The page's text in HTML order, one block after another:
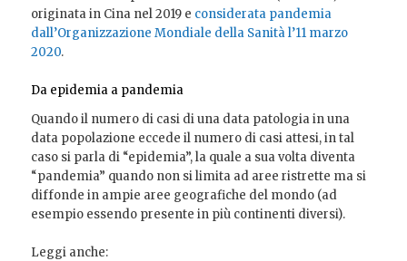
originata in Cina nel 2019 e considerata pandemia
dall’Organizzazione Mondiale della Sanità l’11 marzo
2020.
Da epidemia a pandemia
Quando il numero di casi di una data patologia in una
data popolazione eccede il numero di casi attesi, in tal
caso si parla di “epidemia”, la quale a sua volta diventa
“pandemia” quando non si limita ad aree ristrette ma si
diffonde in ampie aree geografiche del mondo (ad
esempio essendo presente in più continenti diversi).
Leggi anche: